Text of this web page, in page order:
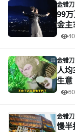
金错刀
99
金主
金错刀
人均
生意
金错刀
慢半